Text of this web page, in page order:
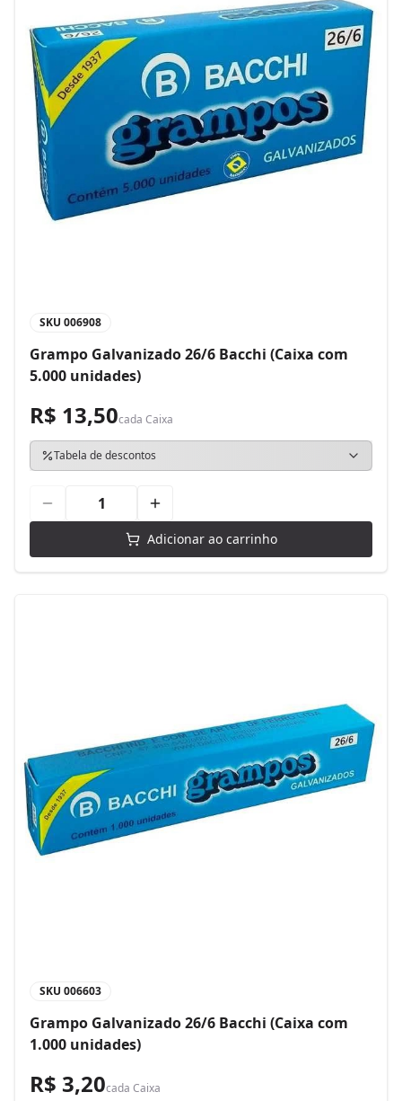
SKU 006908
Grampo Galvanizado 26/6 Bacchi (Caixa com
5.000 unidades)
R$ 13,50cada Caixa
Tabela de descontos
Adicionar ao carrinho
SKU 006603
Grampo Galvanizado 26/6 Bacchi (Caixa com
1.000 unidades)
R$ 3,20cada Caixa